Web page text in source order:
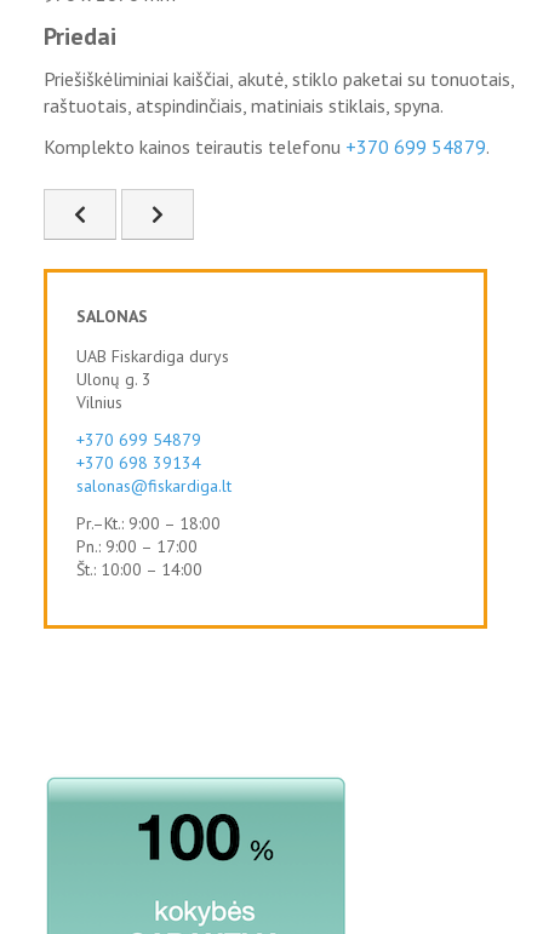
Priedai
Priešiškėliminiai kaiščiai, akutė, stiklo paketai su tonuotais,
raštuotais, atspindinčiais, matiniais stiklais, spyna.
Komplekto kainos teirautis telefonu +370 699 54879.
Ankstesnis straipsnis: KLBFS-01
Kitas straipsnis: KLBFS-02
SALONAS
UAB Fiskardiga durys
Ulonų g. 3
Vilnius
+370 699 54879
+370 698 39134
salonas@fiskardiga.lt
Pr.–Kt.: 9:00 – 18:00
Pn.: 9:00 – 17:00
Št.: 10:00 – 14:00